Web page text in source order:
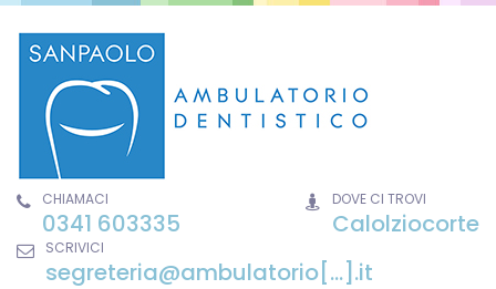
Skip
content
CHIAMACI
0341 603335
DOVE CI TROVI
Calolziocorte
SCRIVICI
segreteria@ambulatorio[...].it